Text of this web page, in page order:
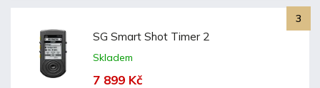
SG Smart Shot Timer 2
Skladem
7 899 Kč